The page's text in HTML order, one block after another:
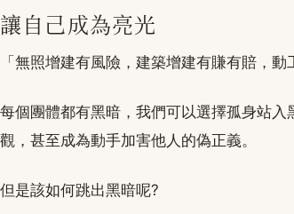
讓自己成為亮光
「無照增建有風險，建築增建有賺有賠，動
每個團體都有黑暗，我們可以選擇孤身站
觀，甚至成為動手加害他人的偽正義。
但是該如何跳出黑暗呢?